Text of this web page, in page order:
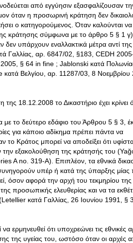
από εγγύησιv εξασφαλίζoυσαv
όταν η προσωρινή κράτηση δεν
ο κατηγορούμενος. Όταν καλούνται να
κράτησης σύμφωνα με το άρθρο 5 § 1 γ),
υπάρχουν εναλλακτικά μέτρα αντί της
Γαλλίας, αρ. 6847/02, §183, CEDH
§ 64 in fine ; Jablonski κατά
Βελγίου, αρ. 11287/03, 8 Νοεμβρίου
18.12.2008 το Δικαστήριο έχει κρίνει
με το δεύτερο εδάφιο του Άρθρου 5 § 3,
για κάποιο αδίκημα πρέπει πάντα να
το Κράτος μπορεί να αποδείξει ότι
την εξακολούθηση της κράτησής του
A no. 319-A). Επιπλέον, τα εθνικά
υπέρ ή κατά της ύπαρξης μίας
όσον αφορά την αρχή του τεκμηρίου
προσωπικής ελευθερίας και να τα
κατά Γαλλίας, 26 Ιουνίου 1991, §
ερμηνευθεί ότι υποχρεώνει τις εθνικές
της υγείας του, ωστόσο όταν οι αρχές